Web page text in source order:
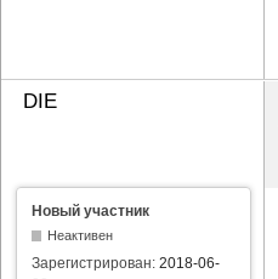
DIE
Новый участник
Неактивен
Зарегистрирован: 2018-06-